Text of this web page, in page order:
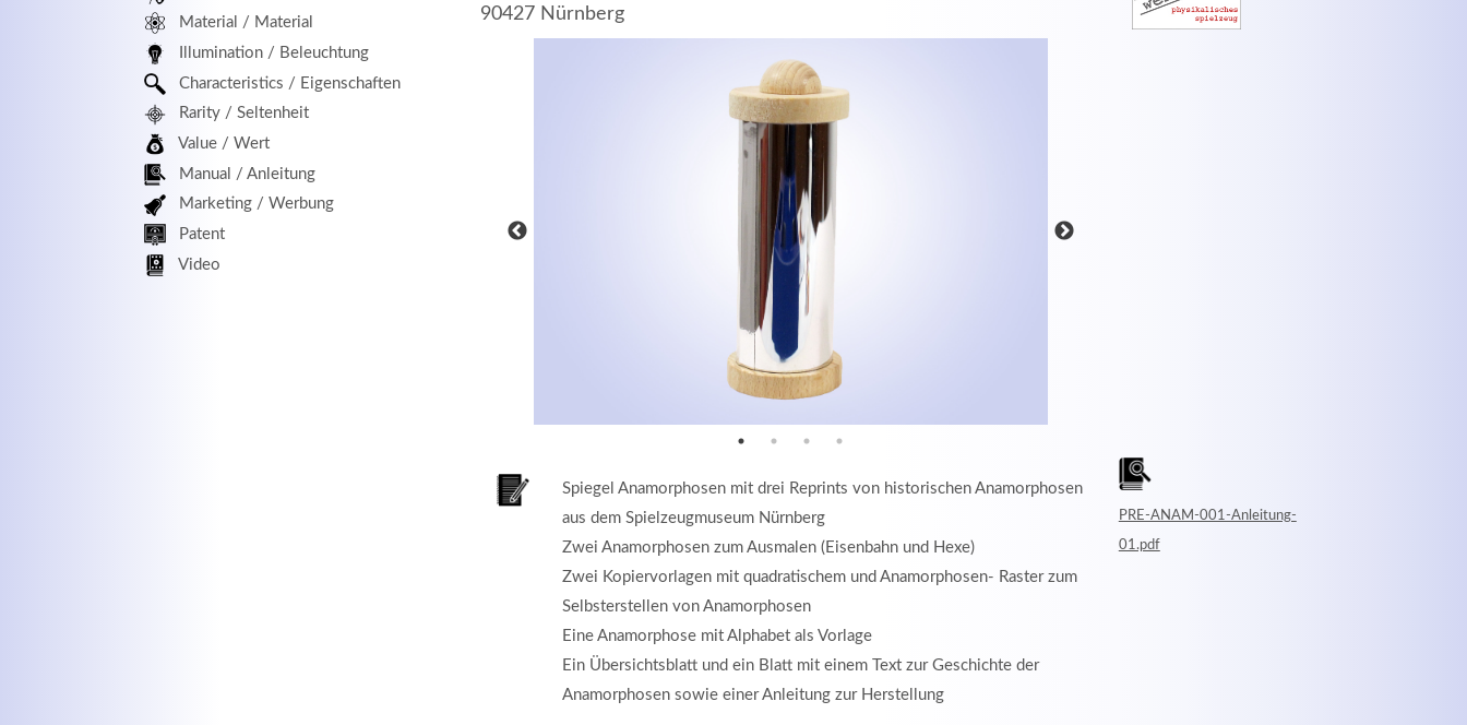
90427 Nürnberg
Spiegel Anamorphosen mit drei Reprints von historischen Anamorphosen
aus dem Spielzeugmuseum Nürnberg
Zwei Anamorphosen zum Ausmalen (Eisenbahn und Hexe)
Zwei Kopiervorlagen mit quadratischem und Anamorphosen- Raster zum
Selbsterstellen von Anamorphosen
Eine Anamorphose mit Alphabet als Vorlage
Ein Übersichtsblatt und ein Blatt mit einem Text zur Geschichte der
Anamorphosen sowie einer Anleitung zur Herstellung
PRE-ANAM-001-Anleitung-
01.pdf
Material / Material
Illumination / Beleuchtung
Characteristics / Eigenschaften
Rarity / Seltenheit
Value / Wert
Manual / Anleitung
Marketing / Werbung
Patent
Video
MEHR INFOS MEHR INFOS
Kontaktdaten